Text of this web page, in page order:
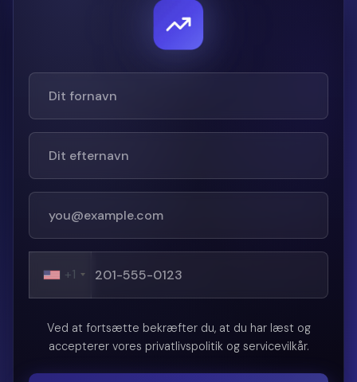
+1
Ved at fortsætte bekræfter du, at du har læst og
accepterer vores privatlivspolitik og servicevilkår.